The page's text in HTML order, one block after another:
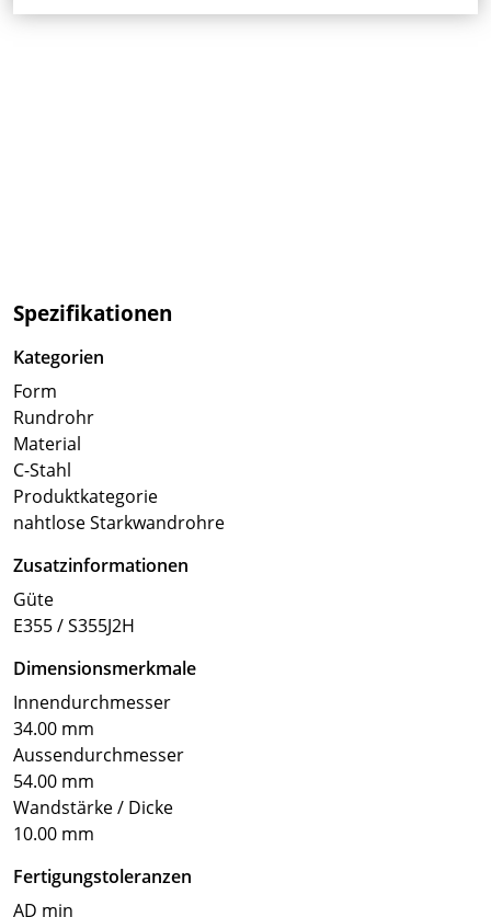
Spezifikationen
Kategorien
Form
Rundrohr
Material
C-Stahl
Produktkategorie
nahtlose Starkwandrohre
Zusatzinformationen
Güte
E355 / S355J2H
Dimensionsmerkmale
Innendurchmesser
34.00 mm
Aussendurchmesser
54.00 mm
Wandstärke / Dicke
10.00 mm
Fertigungstoleranzen
AD min